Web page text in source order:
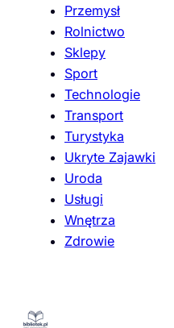
Przemysł
Rolnictwo
Sklepy
Sport
Technologie
Transport
Turystyka
Ukryte Zajawki
Uroda
Usługi
Wnętrza
Zdrowie